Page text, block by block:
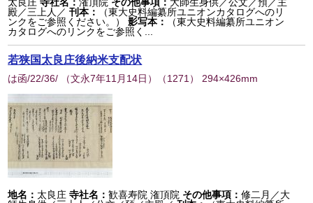
殿／三上人／ 刊本：
（東大史料編纂所ユニオンカタログへのリ
ンクをご参照ください。）
影写本：
（東大史料編纂所ユニオン
カタログへのリンクをご参照く...
若狭国太良庄後納米支配状
は函/22/36/ （文永7年11月14日） （1271 ） 294×426mm
地名： 太良庄 寺社名：歓喜寿院 潅頂院 その他事項：修二月／大